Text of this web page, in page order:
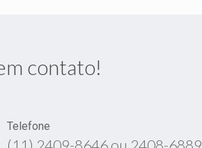
contato!
Telefone